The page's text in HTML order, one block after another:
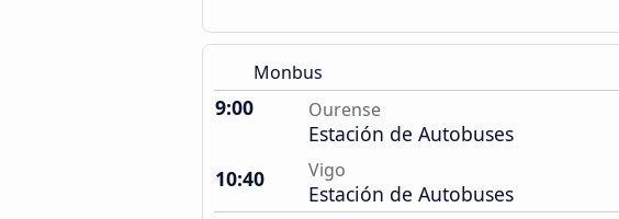
Monbus
9:00 Ourense
Estación de Autobuses
10:40
Vigo
Estación de Autobuses